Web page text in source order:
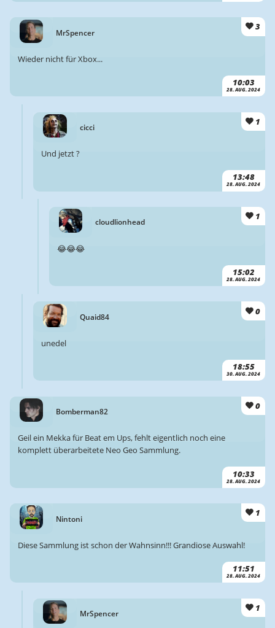
MrSpencer
3
10:03
28. AUG. 2024
Wieder nicht für Xbox...
cicci
1
13:48
28. AUG. 2024
Und jetzt ?
cloudlionhead
1
15:02
28. AUG. 2024
😂😂😂
Quaid84
0
18:55
30. AUG. 2024
unedel
Bomberman82
0
10:33
28. AUG. 2024
Geil ein Mekka für Beat em Ups, fehlt eigentlich noch eine
komplett überarbeitete Neo Geo Sammlung.
Nintoni
1
11:51
28. AUG. 2024
Diese Sammlung ist schon der Wahnsinn!!! Grandiose Auswahl!
MrSpencer
1